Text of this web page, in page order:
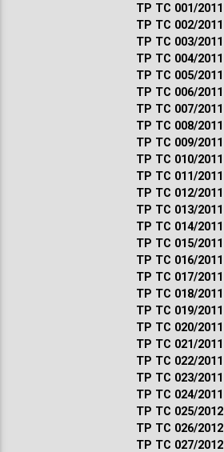
ТР ТС 001/2011
ТР ТС 002/2011
ТР ТС 003/2011
ТР ТС 004/2011
ТР ТС 005/2011
ТР ТС 006/2011
ТР ТС 007/2011
ТР ТС 008/2011
ТР ТС 009/2011
ТР ТС 010/2011
ТР ТС 011/2011
ТР ТС 012/2011
ТР ТС 013/2011
ТР ТС 014/2011
ТР ТС 015/2011
ТР ТС 016/2011
ТР ТС 017/2011
ТР ТС 018/2011
ТР ТС 019/2011
ТР ТС 020/2011
ТР ТС 021/2011
ТР ТС 022/2011
ТР ТС 023/2011
ТР ТС 024/2011
ТР ТС 025/2012
ТР ТС 026/2012
ТР ТС 027/2012